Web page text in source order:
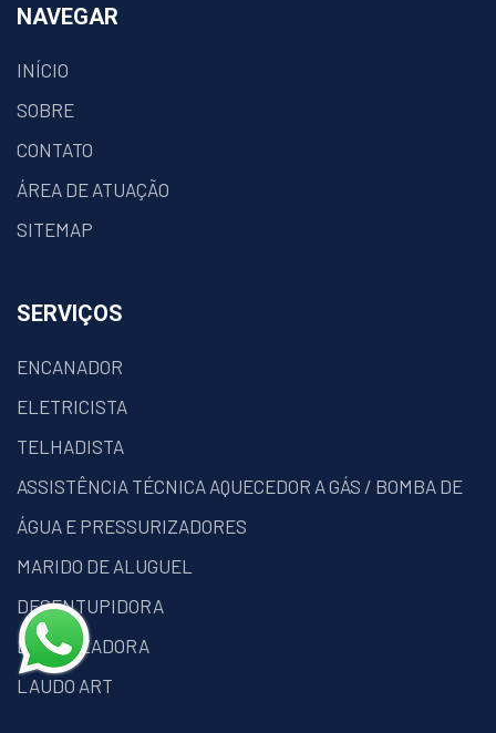
NAVEGAR
INÍCIO
SOBRE
CONTATO
ÁREA DE ATUAÇÃO
SITEMAP
SERVIÇOS
ENCANADOR
ELETRICISTA
TELHADISTA
ASSISTÊNCIA TÉCNICA AQUECEDOR A GÁS / BOMBA DE
ÁGUA E PRESSURIZADORES
MARIDO DE ALUGUEL
DESENTUPIDORA
DEDETIZADORA
LAUDO ART